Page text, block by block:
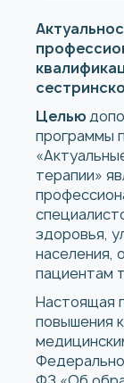
Целью
программы
терапии»
здоровья,
населения,
пациентам
Настоящая
повышения